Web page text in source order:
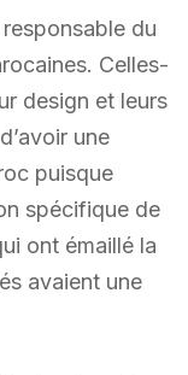
du
Celles-
design et leurs
une
puisque
spécifique de
ont émaillé la
avaient une